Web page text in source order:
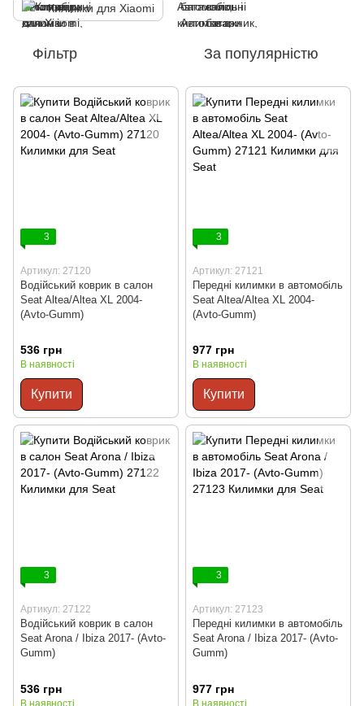
Килимки для Xiaomi
Фільтр За популярністю
3
Артикул: 27120
Водійський коврик в салон
Seat Altea/Altea XL 2004-
(Avto-Gumm)
536 грн
В наявності
Купити
3
Артикул: 27121
Передні килимки в автомобіль
Seat Altea/Altea XL 2004-
(Avto-Gumm)
977 грн
В наявності
Купити
3
Артикул: 27122
Водійський коврик в салон
Seat Arona / Ibiza 2017- (Avto-
Gumm)
536 грн
В наявності
3
Артикул: 27123
Передні килимки в автомобіль
Seat Arona / Ibiza 2017- (Avto-
Gumm)
977 грн
В наявності